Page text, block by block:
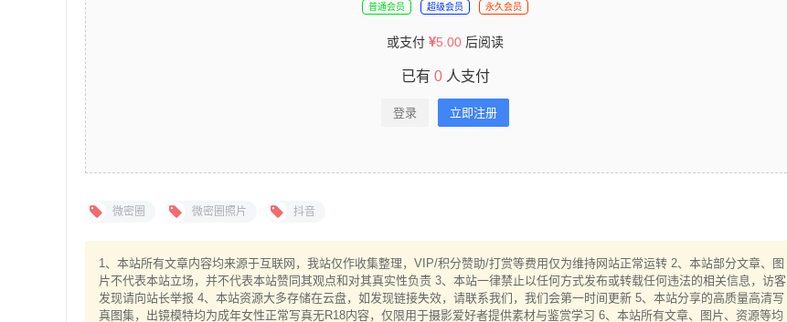
普通会员 超级会员 永久会员
或支付 5.00 后阅读
已有 0人支付
登录 立即注册
微密圈 微密圈照片 抖音
1、本站所有文章内容均来源于互联网，我站仅作收集整理，VIP/积分赞助/打赏等费用仅为维持网站正常运转 2、本站部分文章、图
片不代表本站立场，并不代表本站赞同其观点和对其真实性负责 3、本站一律禁止以任何方式发布或转载任何违法的相关信息，访客
发现请向站长举报 4、本站资源大多存储在云盘，如发现链接失效，请联系我们，我们会第一时间更新 5、本站分享的高质量高清写
真图集，出镜模特均为成年女性正常写真无R18内容，仅限用于摄影爱好者提供素材与鉴赏学习 6、本站所有文章、图片、资源等均